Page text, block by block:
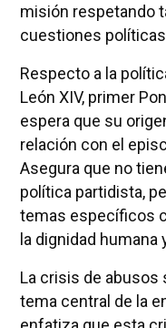
misión respetando
cuestiones
Respecto a la
León XIV, primer
espera que su
relación con el
Asegura que no
política partidista,
temas específicos
la dignidad humana
La crisis de abusos
tema central de la